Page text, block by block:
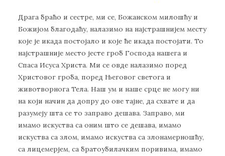
Драга браћо и сестре, ми се, Божанском милошћу и
Божијом благодаћу, налазимо на најстрашнијем месту
које је икада постојало и које ће икада постојати. То
најстрашније место јесте гроб Господа нашега и
Спаса Исуса Христа. Ми се овде налазимо поред
Христовог гроба, поред Његовог светога и
животворнога Тела. Наш ум и наше срце не могу ни
на који начин да допру до ове тајне, да схвате и да
разумеју шта се то заправо дешава. Заправо, ми
имамо искуства са оним што се дешава, имамо
искуства са злом, имамо искуства са злонамерношћу,
са лицемерјем, са братоубилачким поривима, имамо